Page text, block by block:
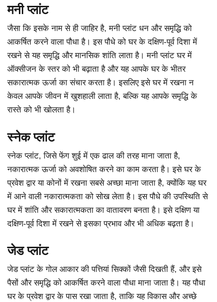
मनी प्लांट
जैसा कि इसके नाम से ही जाहिर है, मनी प्लांट धन और समृद्धि को
आकर्षित करने वाला पौधा है। इस पौधे को घर के दक्षिण-पूर्व दिशा में
रखने से यह समृद्धि और मानसिक शांति लाता है। मनी प्लांट घर में
ऑक्सीजन के स्तर को भी बढ़ाता है और यह आपके घर के भीतर
सकारात्मक ऊर्जा का संचार करता है। इसलिए इसे घर में रखना न
केवल आपके जीवन में खुशहाली लाता है, बल्कि यह आपके समृद्धि के
रास्ते को भी खोलता है।
स्नेक प्लांट
स्नेक प्लांट, जिसे फेंग शुई में एक ढाल की तरह माना जाता है,
नकारात्मक ऊर्जा को अवशोषित करने का काम करता है। इसे घर के
प्रवेश द्वार या कोनों में रखना सबसे अच्छा माना जाता है, क्योंकि यह घर
में आने वाली नकारात्मकता को सोख लेता है। इस पौधे की उपस्थिति से
घर में शांति और सकारात्मकता का वातावरण बनता है। इसे दक्षिण या
दक्षिण-पूर्व दिशा में रखने से इसका प्रभाव और भी अधिक बढ़ता है।
जेड प्लांट
जेड प्लांट के गोल आकार की पत्तियां सिक्कों जैसी दिखती हैं, और इसे
पैसों और समृद्धि को आकर्षित करने वाला पौधा माना जाता है। यह पौधा
घर के प्रवेश द्वार के पास रखा जाता है, ताकि यह विकास और अच्छे